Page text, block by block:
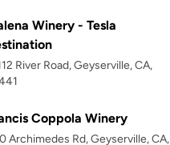
Winery - Tesla
River Road, Geyserville, CA,
Coppola Winery
Archimedes Rd, Geyserville, CA,